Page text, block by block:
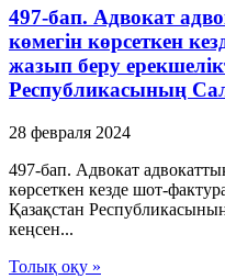
497-бап. Адвокат
көмегін көрсеткен
жазып беру
Республикасының
28 февраля 2024
497-бап. Адвокат
көрсеткен кезде шот-
Қазақстан
кеңсен...
Толық оқу »